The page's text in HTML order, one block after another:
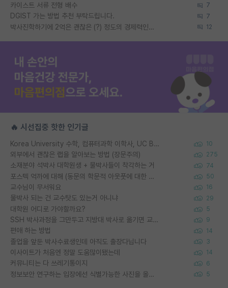
카이스트 서류 전형 배수 7
DGIST 가는 방법 추천 부탁드립니다. 7
박사진학하기에 2억은 괜찮은 (?) 정도의 경제력인가요 12
🔥 시선집중 핫한 인기글
Korea University 수학, 컴퓨터과학 이학사, UC Berkeley 산업공학 대학원 공학박사가 되는 것은 쉽지 않겠죠? 10
외부에서 괜찮은 랩을 알아보는 방법 (장문주의) 275
소재분야 석박사 대학원생 + 물박사들이 착각하는 거 74
포스텍 억까에 대해 (동문의 학문적 아웃풋에 대한 반박) 50
교수님이 무서워요 16
물박사 되는 건 교수탓도 있는거 아니냐 29
대학원 어디로 가야할까요? 5
SSH 박사과정을 그만두고 지방대 박사로 옮기면 교수의 꿈은 끝일까요? 9
편애 하는 방법 14
졸업을 앞둔 박사수료생인데 아직도 출장다닙니다 3
이사이트가 처음엔 정말 도움많이됐는데 14
커뮤니티는 다 쓰레기통이지 6
정보보안 연구하는 입장에선 식별가능한 사진을 올리는건 비추이긴함 5